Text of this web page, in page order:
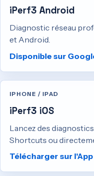
iPerf3 Android
Diagnostic réseau
et Android.
Disponible sur
IPHONE / IPAD
iPerf3 iOS
Lancez des
Shortcuts ou
Télécharger sur